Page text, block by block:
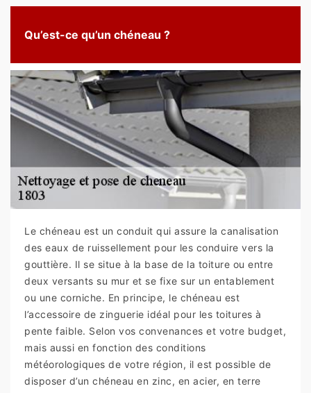
Qu’est-ce qu’un chéneau ?
Le chéneau est un conduit qui assure la canalisation
des eaux de ruissellement pour les conduire vers la
gouttière. Il se situe à la base de la toiture ou entre
deux versants su mur et se fixe sur un entablement
ou une corniche. En principe, le chéneau est
l’accessoire de zinguerie idéal pour les toitures à
pente faible. Selon vos convenances et votre budget,
mais aussi en fonction des conditions
météorologiques de votre région, il est possible de
disposer d’un chéneau en zinc, en acier, en terre